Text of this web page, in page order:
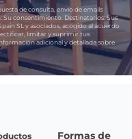
de consulta, envío de emails
Su consentimiento. Destinatarios:Sus
SL y asociados, acogido al acuerdo
limitar y suprimir tus
adicional y detallada sobre
Formas de